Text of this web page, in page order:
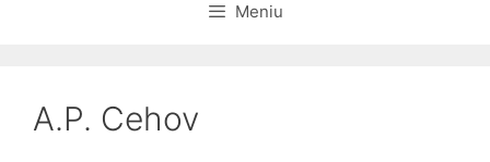
Meniu
A.P. Cehov